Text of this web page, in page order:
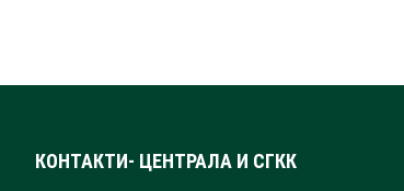
КОНТАКТИ- ЦЕНТРАЛА И СГКК